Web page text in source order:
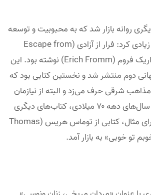
کتاب دیگری روانه بازار شد که به محبوبیت و توسعه
روانشناسی زرد کمک زیادی کرد: فرار از آزادی (Escape from
Freedom) که آن را اریک فروم (Erich Fromm) نوشته بود. این
دوم منتشر شد و نخستین کتابی بود که
مذاهب شرقی حرف می‌زد و البته از نیازمان
به آزادی می‌گفت. در سال‌های دهه ۷۰ میلادی، کتاب‌های دیگری
هم به‌ میان آمدند؛ برای مثال، کتابی از توماس هریس (Thomas